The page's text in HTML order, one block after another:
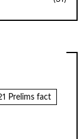
Prelims fact